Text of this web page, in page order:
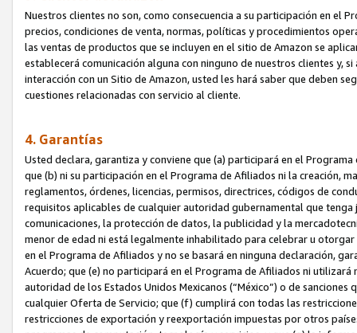
Nuestros clientes no son, como consecuencia a su participación en el
precios, condiciones de venta, normas, políticas y procedimientos
las ventas de productos que se incluyen en el sitio de Amazon se
establecerá comunicación alguna con ninguno de nuestros clientes y,
interacción con un Sitio de Amazon, usted les hará saber que deben
cuestiones relacionadas con servicio al cliente.
4. Garantías
Usted declara, garantiza y conviene que (a) participará en el
que (b) ni su participación en el Programa de Afiliados ni la creación,
reglamentos, órdenes, licencias, permisos, directrices, códigos de
requisitos aplicables de cualquier autoridad gubernamental que
comunicaciones, la protección de datos, la publicidad y la
menor de edad ni está legalmente inhabilitado para celebrar u
en el Programa de Afiliados y no se basará en ninguna declaración,
Acuerdo; que (e) no participará en el Programa de Afiliados ni
autoridad de los Estados Unidos Mexicanos (“México”) o de
cualquier Oferta de Servicio; que (f) cumplirá con todas las
restricciones de exportación y reexportación impuestas por otros